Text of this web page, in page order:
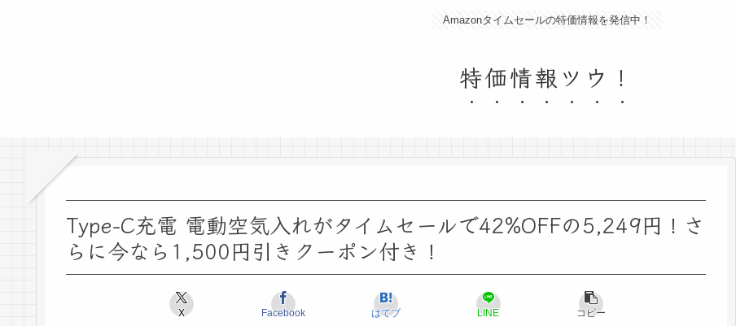
Amazonタイムセールの特価情報を発信中！
特価情報ツウ！
Type-C充電 電動空気入れがタイムセールで42%OFFの5,249円！さ
らに今なら1,500円引きクーポン付き！
X Facebook はてブ LINE コピー